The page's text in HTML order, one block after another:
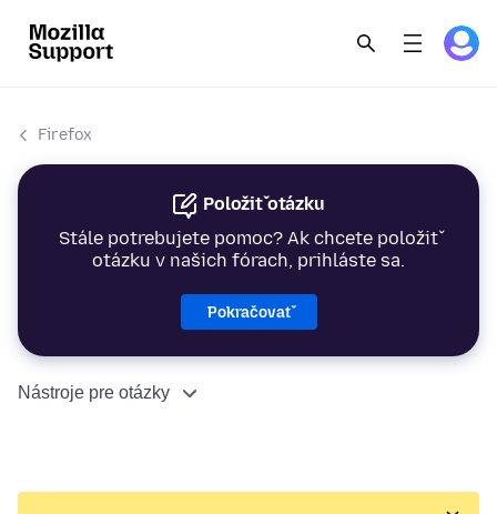
Firefox
Položiť otázku
Stále potrebujete pomoc? Ak chcete položiť
otázku v našich fórach, prihláste sa.
Pokračovať
Nástroje pre otázky